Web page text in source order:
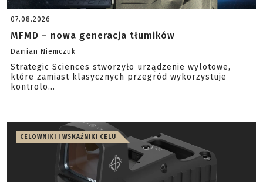
07.08.2026
MFMD – nowa generacja tłumików
Damian Niemczuk
Strategic Sciences stworzyło urządzenie wylotowe,
które zamiast klasycznych przegród wykorzystuje
kontrolo...
CELOWNIKI I WSKAŹNIKI CELU